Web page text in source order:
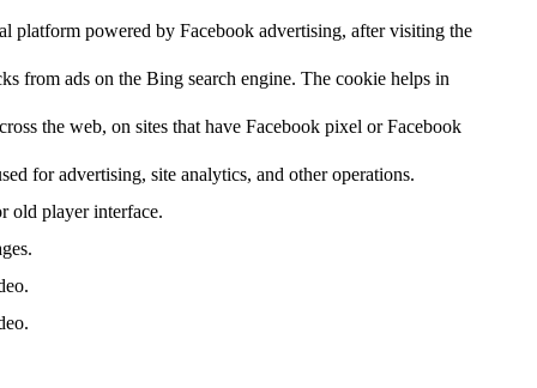
platform powered by Facebook advertising, after visiting the
from ads on the Bing search engine. The cookie helps in
the web, on sites that have Facebook pixel or Facebook
for advertising, site analytics, and other operations.
old player interface.